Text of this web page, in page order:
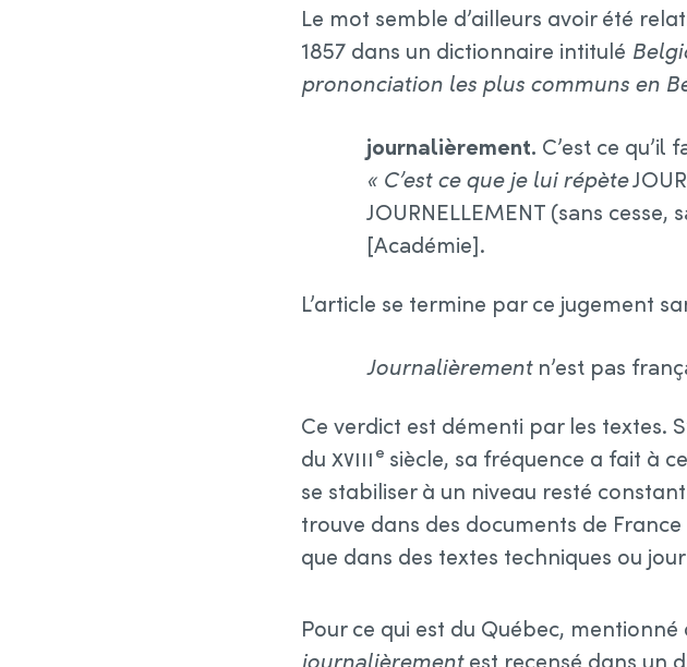
Le mot semble d’ailleurs avoir été
1857 dans un dictionnaire intitulé
prononciation les plus communs en
journalièrement. C’est ce qu’il
« C’est ce que je lui répète
JOURNELLEMENT (sans
[Académie].
L’article se termine par ce jugement
Journalièrementn’est pas
Ce verdict est démenti par les textes.
du xviii e siècle, sa fréquence a fait à
se stabiliser à un niveau resté
trouve dans des documents de
que dans des textes techniques ou
Pour ce qui est du Québec,
journalièrementest recensé dans un